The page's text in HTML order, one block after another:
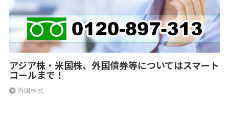
アジア株・米国株、外国債券等についてはスマート
コールまで！
外国株式